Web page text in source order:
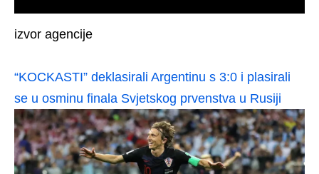
izvor agencije
“KOCKASTI” deklasirali Argentinu s 3:0 i plasirali
se u osminu finala Svjetskog prvenstva u Rusiji